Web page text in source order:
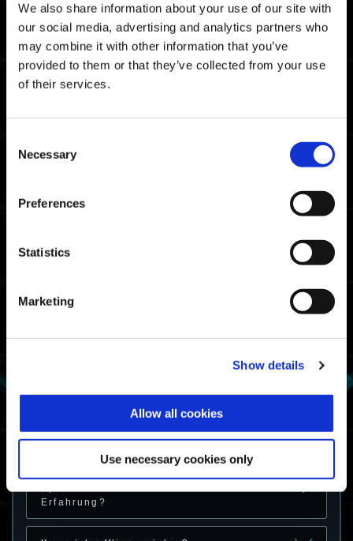
We also share information about your use of our site with
our social media, advertising and analytics partners who
may combine it with other information that you’ve
provided to them or that they’ve collected from your use
of their services.
Selection
Necessary
Preferences
Statistics
Marketing
Show details
Allow all cookies
Use necessary cookies only
Survival-Pässe irgendwann wieder
erhältlich gemacht?
Ich habe den „Survival-Pass (Saison 1):
Premium-Rang“ bereits früher gekauft,
können?
Ich kann nach dem Verlassen von
Benutzerdefinierte Partie für Dino-
suchen ausführen.
Auf welchen Geräten und welchen
Welche Hardwarevoraussetzungen
bestehen für Exoprimal?
Erfahrung?